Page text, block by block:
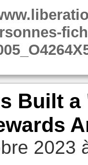
Built
2023